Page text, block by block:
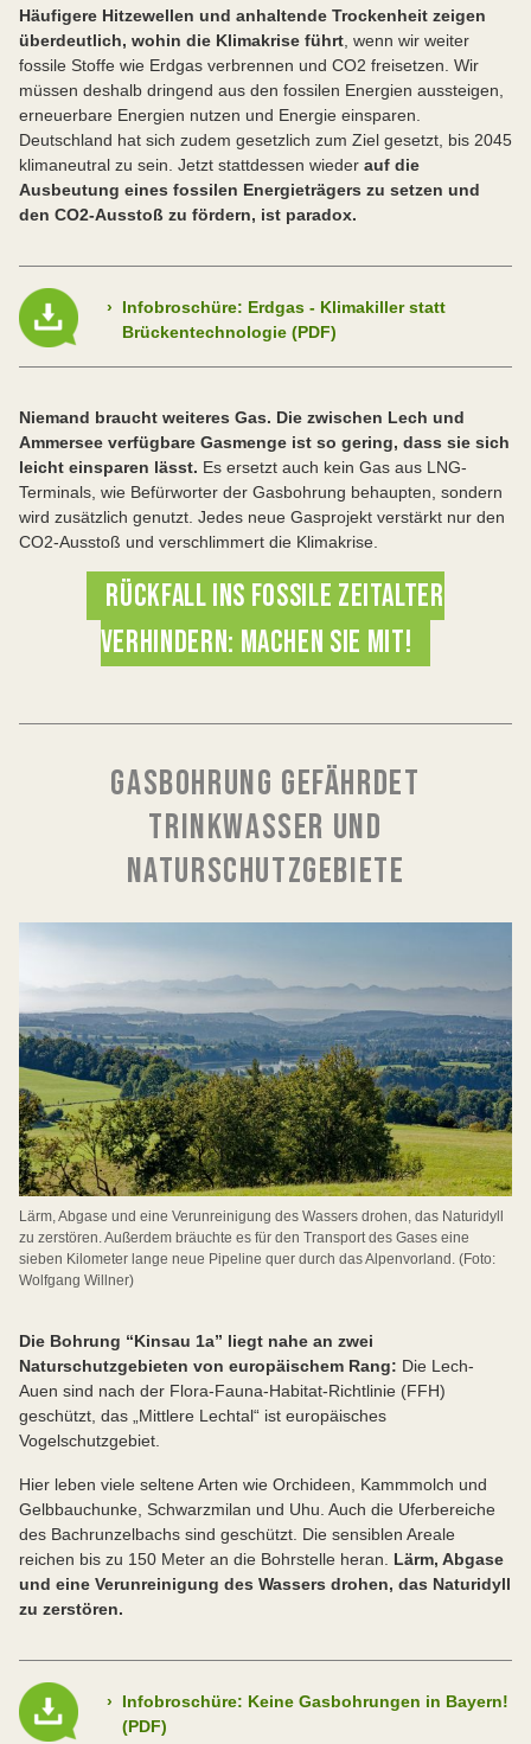
Häufigere Hitzewellen und anhaltende Trockenheit zeigen
überdeutlich, wohin die Klimakrise führt , wenn wir weiter
fossile Stoffe wie Erdgas verbrennen und CO2 freisetzen. Wir
müssen deshalb dringend aus den fossilen Energien aussteigen,
erneuerbare Energien nutzen und Energie einsparen.
Deutschland hat sich zudem gesetzlich zum Ziel gesetzt, bis 2045
klimaneutral zu sein. Jetzt stattdessen wieder auf die
Ausbeutung eines fossilen Energieträgers zu setzen und
den CO2-Ausstoß zu fördern, ist paradox.
›
Infobroschüre: Erdgas - Klimakiller statt
Brückentechnologie (PDF)
Niemand braucht weiteres Gas. Die zwischen Lech und
Ammersee verfügbare Gasmenge ist so gering, dass sie sich
leicht einsparen lässt. Es ersetzt auch kein Gas aus LNG-
Terminals, wie Befürworter der Gasbohrung behaupten, sondern
wird zusätzlich genutzt. Jedes neue Gasprojekt verstärkt nur den
CO2-Ausstoß und verschlimmert die Klimakrise.
RÜCKFALL INS FOSSILE ZEITALTER
VERHINDERN: MACHEN SIE MIT!
GASBOHRUNG GEFÄHRDET
TRINKWASSER UND
NATURSCHUTZGEBIETE
Lärm, Abgase und eine Verunreinigung des Wassers drohen, das Naturidyll
zu zerstören. Außerdem bräuchte es für den Transport des Gases eine
sieben Kilometer lange neue Pipeline quer durch das Alpenvorland. (Foto:
Wolfgang Willner)
Die Bohrung “Kinsau 1a” liegt nahe an zwei
Naturschutzgebieten von europäischem Rang: Die Lech-
Auen sind nach der Flora-Fauna-Habitat-Richtlinie (FFH)
geschützt, das „Mittlere Lechtal“ ist europäisches
Vogelschutzgebiet.
Hier leben viele seltene Arten wie Orchideen, Kammmolch und
Gelbbauchunke, Schwarzmilan und Uhu. Auch die Uferbereiche
des Bachrunzelbachs sind geschützt. Die sensiblen Areale
reichen bis zu 150 Meter an die Bohrstelle heran. Lärm, Abgase
und eine Verunreinigung des Wassers drohen, das Naturidyll
zu zerstören.
›
Infobroschüre: Keine Gasbohrungen in Bayern!
(PDF)